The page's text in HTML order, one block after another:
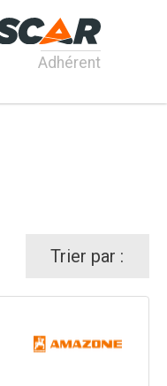
Adhérent
Trier par :